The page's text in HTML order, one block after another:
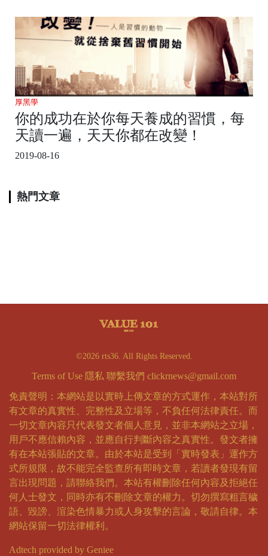
厚黑學
你的成功在於你每天養成的習慣，每
天讀一遍，天天你都在改變！
2019-08-16
熱門文章
©2026 rts36. All Rights Reserved.
Terms of Use 隱私 聯繫我們 clickrnews@gmail.com
免責聲明：本網站是以實時上傳文章的方式運作，本站對所
有文章的真實性、完整性及立場等，不負任何法律責任。而
一切文章內容只代表發文者個人意見，並非本網站之立場，
用戶不應信賴內容，並應自行判斷內容之真實性。發文者擁
有在本站張貼的文章。由於本站是受到「實時發表」運作方
式所規限，故不能完全監查所有即時文章，若讀者發現有留
言出現問題，請聯絡我們。本站有權刪除任何內容及拒絕任
何人士發文，同時亦有不刪除文章的權力。切勿撰寫粗言穢
語、毀謗、渲染色情暴力或人身攻擊的言論，敬請自律。本
網站保留一切法律權利。
Adtech provided by Geniee